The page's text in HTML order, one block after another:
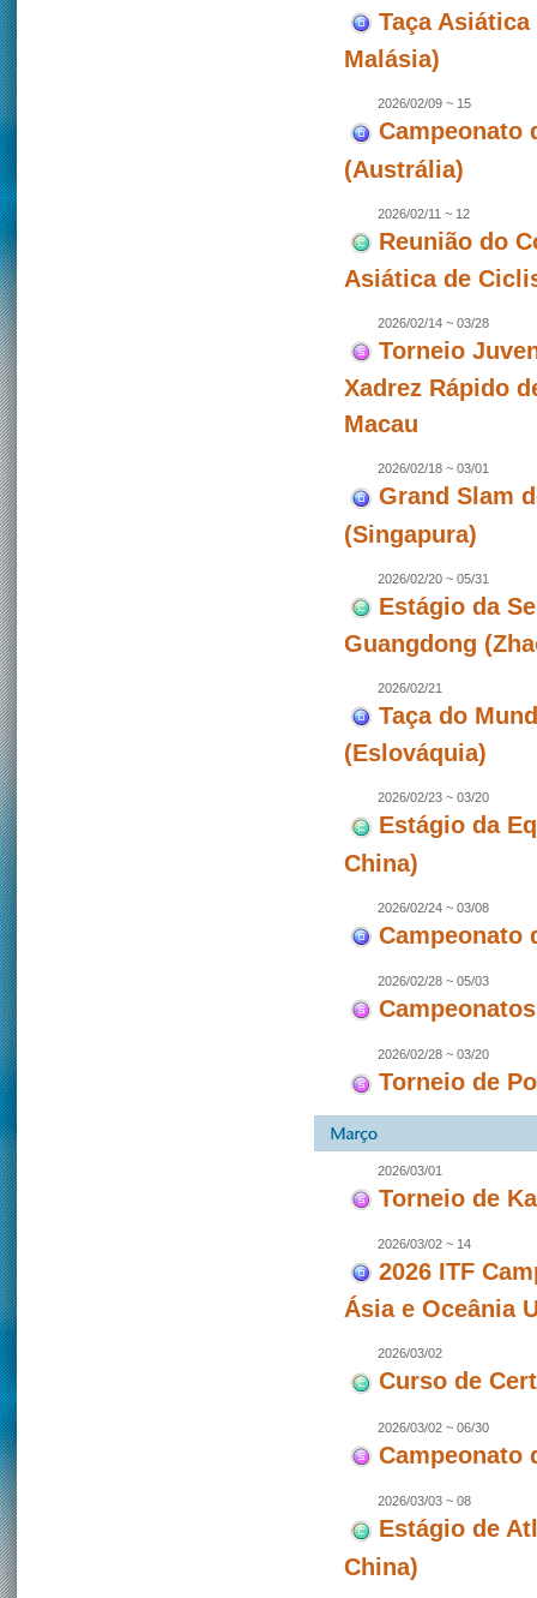
Taça
Malásia)
2026/02/09 ~ 15
Campeonato
(Austrália)
2026/02/11 ~ 12
Reunião do
Asiática de
2026/02/14 ~ 03/28
Torneio
Xadrez Rápido
Macau
2026/02/18 ~ 03/01
Grand Slam
(Singapura)
2026/02/20 ~ 05/31
Estágio da
Guangdong
2026/02/21
Taça do
(Eslováquia)
2026/02/23 ~ 03/20
Estágio da
China)
2026/02/24 ~ 03/08
Campeonato
2026/02/28 ~ 05/03
2026/02/28 ~ 03/20
Torneio de
2026/03/01
Torneio de
2026/03/02 ~ 14
2026 ITF
Ásia e Oceânia
2026/03/02
Curso de
2026/03/02 ~ 06/30
Campeonato
2026/03/03 ~ 08
Estágio de
China)